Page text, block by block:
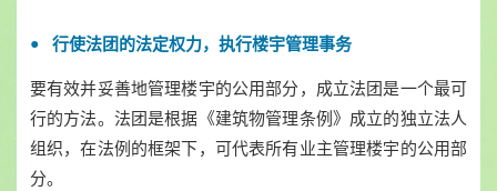
行使法团的法定权力，执行楼宇管理事务
要有效并妥善地管理楼宇的公用部分，成立法团是一个最可
行的方法。法团是根据《建筑物管理条例》成立的独立法人
组织，在法例的框架下，可代表所有业主管理楼宇的公用部
分。